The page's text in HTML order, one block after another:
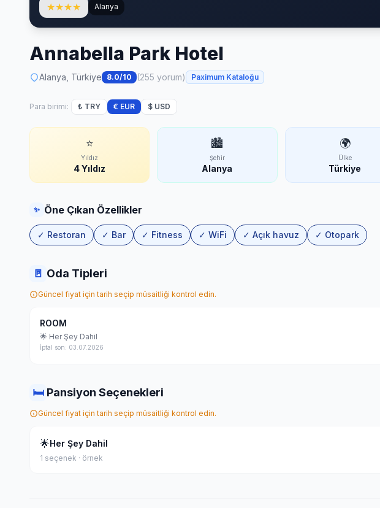
★★★★ Alanya
Annabella Park Hotel
Alanya, Türkiye 8.0/10 (255 yorum) Paximum Kataloğu
Para birimi: ₺ TRY € EUR $ USD
⭐
Yıldız
4 Yıldız
🏙
Şehir
Alanya
🌍
Ülke
Türkiye
✨ Öne Çıkan Özellikler
✓ Restoran ✓ Bar ✓ Fitness ✓ WiFi ✓ Açık havuz ✓ Otopark
🚪 Oda Tipleri
Güncel fiyat için tarih seçip müsaitliği kontrol edin.
ROOM
🌟 Her Şey Dahil
İptal son: 03.07.2026
🛏 Pansiyon Seçenekleri
Güncel fiyat için tarih seçip müsaitliği kontrol edin.
🌟Her Şey Dahil
1 seçenek · örnek